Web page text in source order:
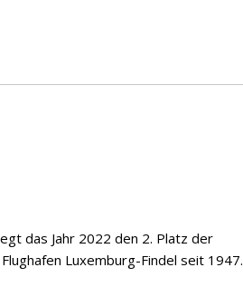
das Jahr 2022 den 2. Platz der
Luxemburg-Findel seit 1947.